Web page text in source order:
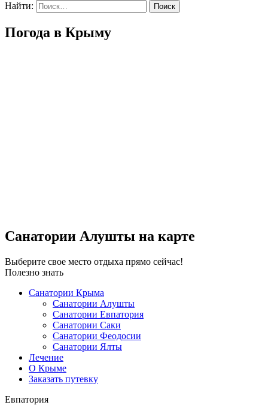
Найти:
Погода в Крыму
Санатории Алушты на карте
Выберите свое место отдыха прямо сейчас!
Полезно знать
Санатории Крыма
Санатории Алушты
Санатории Евпатория
Санатории Саки
Санатории Феодосии
Санатории Ялты
Лечение
О Крыме
Заказать путевку
Евпатория